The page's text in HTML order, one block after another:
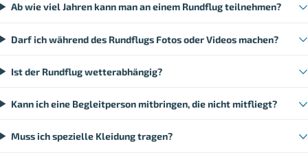
Ab wie viel Jahren kann man an einem Rundflug teilnehmen?
Darf ich während des Rundflugs Fotos oder Videos machen?
Ist der Rundflug wetterabhängig?
Kann ich eine Begleitperson mitbringen, die nicht mitfliegt?
Muss ich spezielle Kleidung tragen?